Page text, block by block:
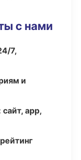
с нами
7,
и
app,